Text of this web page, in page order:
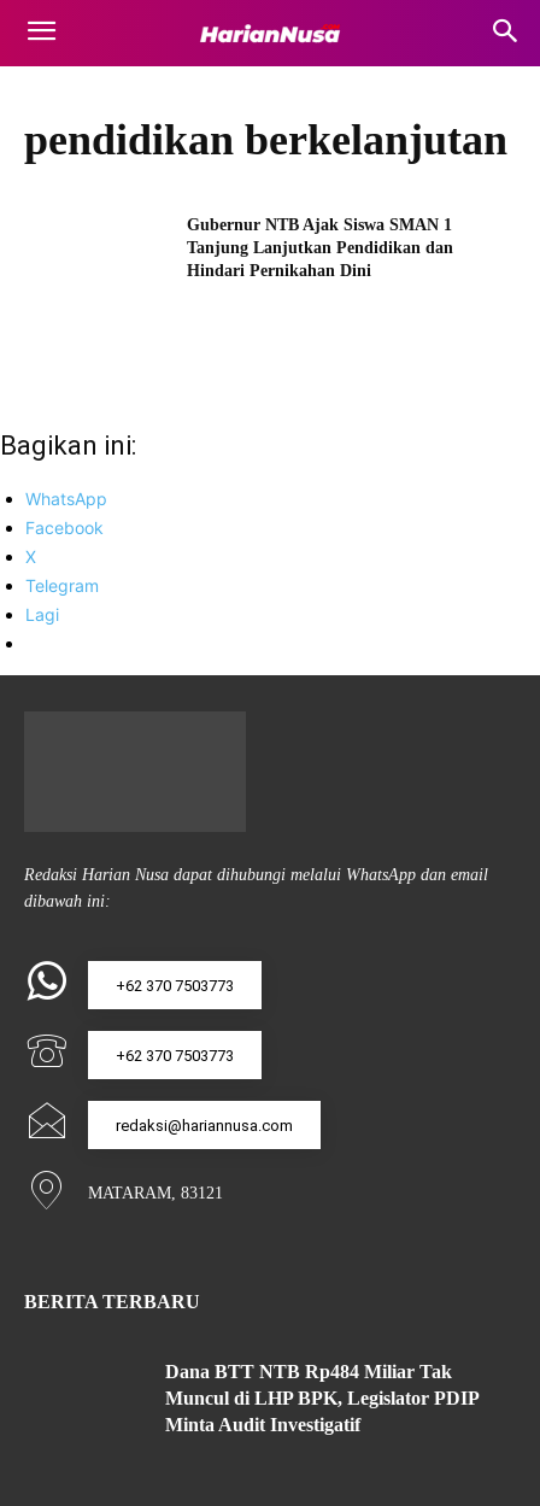
pendidikan berkelanjutan
Gubernur NTB Ajak Siswa SMAN 1
Tanjung Lanjutkan Pendidikan dan
Hindari Pernikahan Dini
Bagikan ini:
WhatsApp
Facebook
X
Telegram
Lagi
Redaksi Harian Nusa dapat dihubungi melalui WhatsApp dan email
dibawah ini:
+62 370 7503773
+62 370 7503773
redaksi@hariannusa.com
MATARAM, 83121
BERITA TERBARU
Dana BTT NTB Rp484 Miliar Tak
Muncul di LHP BPK, Legislator PDIP
Minta Audit Investigatif